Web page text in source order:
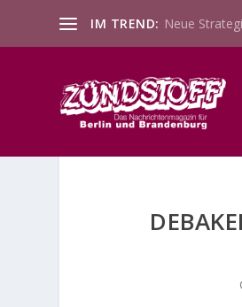
IM TREND: Neue